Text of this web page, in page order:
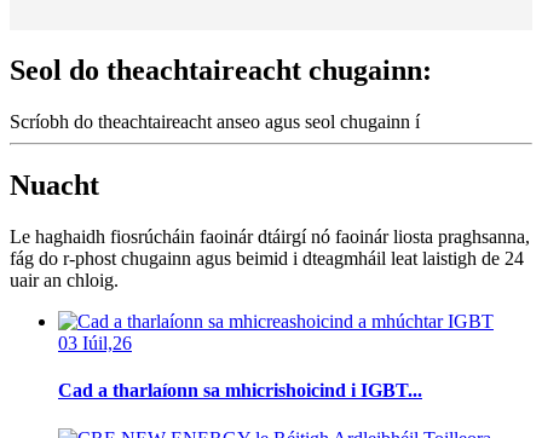
Seol do theachtaireacht chugainn:
Scríobh do theachtaireacht anseo agus seol chugainn í
Nuacht
Le haghaidh fiosrúcháin faoinár dtáirgí nó faoinár liosta praghsanna,
fág do r-phost chugainn agus beimid i dteagmháil leat laistigh de 24
uair an chloig.
03 Iúil,26
Cad a tharlaíonn sa mhicrishoicind i IGBT...